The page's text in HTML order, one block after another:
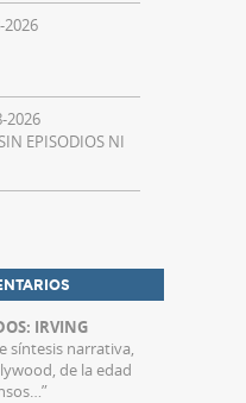
2026
2026
EPISODIOS NI
IRVING
síntesis narrativa,
de la edad
”